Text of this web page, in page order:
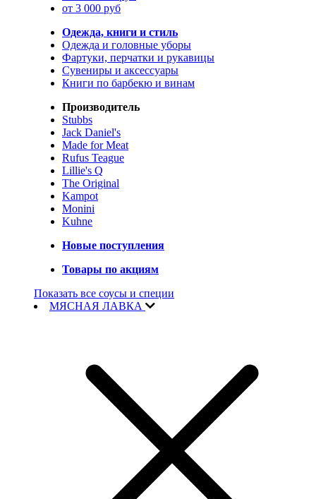
от 3 000 руб
Одежда, книги и стиль
Одежда и головные уборы
Фартуки, перчатки и рукавицы
Сувениры и аксессуары
Книги по барбекю и винам
Производитель
Stubbs
Jack Daniel's
Made for Meat
Rufus Teague
Lillie's Q
The Original
Kampot
Monini
Kuhne
Новые поступления
Товары по акциям
Показать все соусы и специи
МЯСНАЯ ЛАВКА